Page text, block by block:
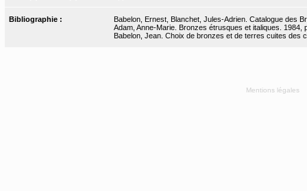
Bibliographie :
Babelon, Ernest, Blanchet, Jules-Adrien. Catalogue des
Adam, Anne-Marie. Bronzes étrusques et italiques. 1984,
Babelon, Jean. Choix de bronzes et de terres cuites des
Mentions légales